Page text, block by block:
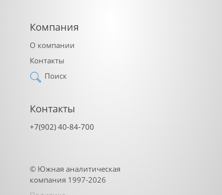
Компания
О компании
Контакты
Поиск
Контакты
+7(902) 40-84-700
© Южная аналитическая
компания 1997-2026